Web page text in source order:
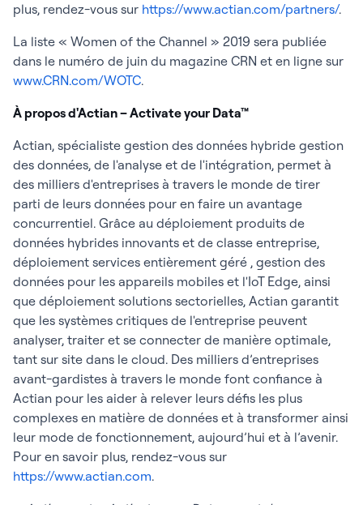
plus, rendez-vous sur https://www.actian.com/partners/.
La liste « Women of the Channel » 2019 sera publiée
dans le numéro de juin du magazine CRN et en ligne sur
www.CRN.com/WOTC.
À propos d'Actian – Activate your Data™
Actian, spécialiste gestion des données hybride gestion
des données, de l'analyse et de l'intégration, permet à
des milliers d'entreprises à travers le monde de tirer
parti de leurs données pour en faire un avantage
concurrentiel. Grâce au déploiement produits de
données hybrides innovants et de classe entreprise,
déploiement services entièrement géré , gestion des
données pour les appareils mobiles et l'IoT Edge, ainsi
que déploiement solutions sectorielles, Actian garantit
que les systèmes critiques de l'entreprise peuvent
analyser, traiter et se connecter de manière optimale,
tant sur site dans le cloud. Des milliers d’entreprises
avant-gardistes à travers le monde font confiance à
Actian pour les aider à relever leurs défis les plus
complexes en matière de données et à transformer ainsi
leur mode de fonctionnement, aujourd’hui et à l’avenir.
Pour en savoir plus, rendez-vous sur
https://www.actian.com.